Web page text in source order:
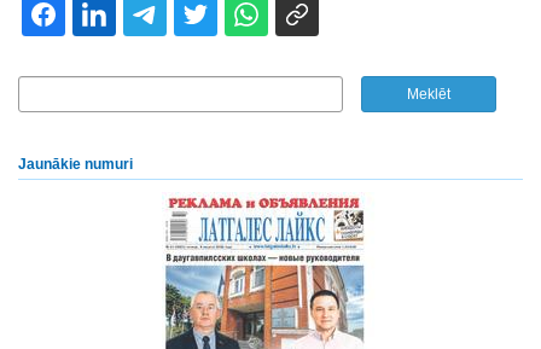
Jaunākie numuri